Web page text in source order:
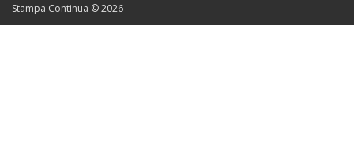
Stampa Continua © 2026